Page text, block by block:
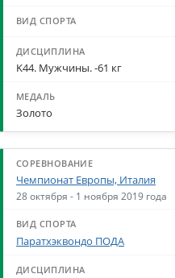
K44. Мужчины. -61 кг
Золото
Чемпионат Европы, Италия
28 октября - 1 ноября 2019 года
Паратхэквондо ПОДА